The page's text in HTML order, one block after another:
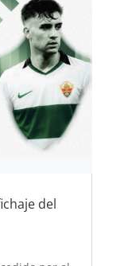
del